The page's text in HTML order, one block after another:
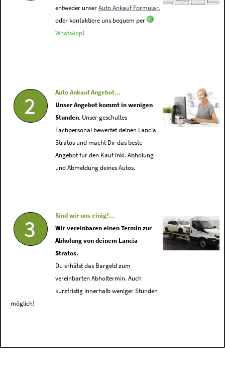
entweder unserAuto Ankauf Formular,
oder kontaktiere uns bequem per
WhatsApp!
2
Auto Ankauf Angebot...
Unser Angebot kommt in wenigen
Stunden. Unser geschultes
Fachpersonal bewertet deinen Lancia
Stratos und macht Dir das beste
Angebot für den Kauf inkl. Abholung
und Abmeldung deines Autos.
3
Sind wir uns einig?...
Wir vereinbaren einen Termin zur
Abholung von deinem Lancia
Stratos.
Du erhälst das Bargeld zum
vereinbarten Abholtermin. Auch
kurzfristig innerhalb weniger Stunden
möglich!